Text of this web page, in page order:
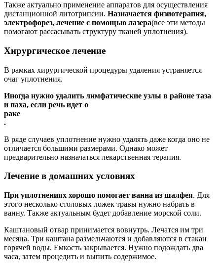
Также актуально применение аппаратов для осуществления
дистанционной литотрипсии. Назначается физиотерапия,
электрофорез, лечение с помощью лазера(все эти методы
помогают рассасывать структуру тканей уплотнения).
Хирургическое лечение
В рамках хирургической процедуры удаления устраняется
очаг уплотнения.
Иногда нужно удалить лимфатические узлы в районе таза
и паха, если речь идет о
раке
.
В ряде случаев уплотнение нужно удалять даже когда оно не
отличается большими размерами. Однако может
предварительно назначаться лекарственная терапия.
Лечение в домашних условиях
При уплотнениях хорошо помогает ванна из шалфея. Для
этого несколько столовых ложек травы нужно набрать в
ванну. Также актуальным будет добавление морской соли.
Каштановый отвар принимается вовнутрь. Лечатся им три
месяца. Три каштана размельчаются и добавляются в стакан
горячей воды. Емкость закрывается. Нужно подождать два
часа, затем процедить и выпить содержимое.